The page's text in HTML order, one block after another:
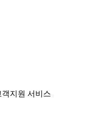
지원 서비스